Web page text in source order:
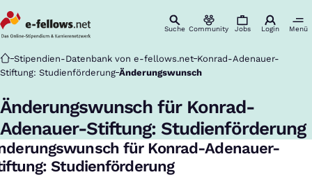
Suche Community Jobs Login Menü
Startseite
Stipendien-Datenbank von e-fellows.net Konrad-Adenauer-
Stiftung: Studienförderung Änderungswunsch
Änderungswunsch für Konrad-
Adenauer-Stiftung: Studienförderung
für Konrad-Adenauer-
Studienförderung